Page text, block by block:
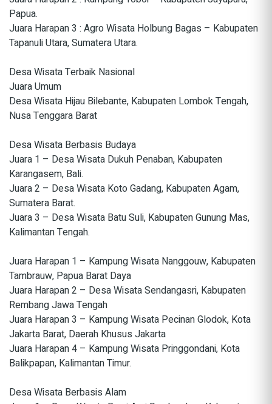
Papua.
Juara Harapan 3 : Agro Wisata Holbung Bagas – Kabupaten
Tapanuli Utara, Sumatera Utara.
Desa Wisata Terbaik Nasional
Juara Umum
Desa Wisata Hijau Bilebante, Kabupaten Lombok Tengah,
Nusa Tenggara Barat
Desa Wisata Berbasis Budaya
Juara 1 – Desa Wisata Dukuh Penaban, Kabupaten
Karangasem, Bali.
Juara 2 – Desa Wisata Koto Gadang, Kabupaten Agam,
Sumatera Barat.
Juara 3 – Desa Wisata Batu Suli, Kabupaten Gunung Mas,
Kalimantan Tengah.
Juara Harapan 1 – Kampung Wisata Nanggouw, Kabupaten
Tambrauw, Papua Barat Daya
Juara Harapan 2 – Desa Wisata Sendangasri, Kabupaten
Rembang Jawa Tengah
Juara Harapan 3 – Kampung Wisata Pecinan Glodok, Kota
Jakarta Barat, Daerah Khusus Jakarta
Juara Harapan 4 – Kampung Wisata Pringgondani, Kota
Balikpapan, Kalimantan Timur.
Desa Wisata Berbasis Alam